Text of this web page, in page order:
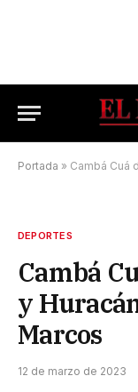
Portada » Cambá Cuá
DEPORTES
Cambá
y
Marcos
12 de marzo de 2023